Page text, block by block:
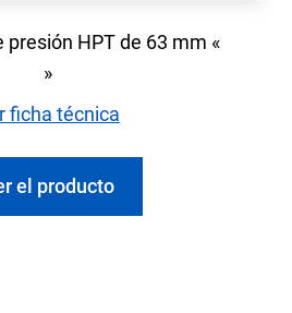
HPT de 63 mm «
»
ficha técnica
el producto